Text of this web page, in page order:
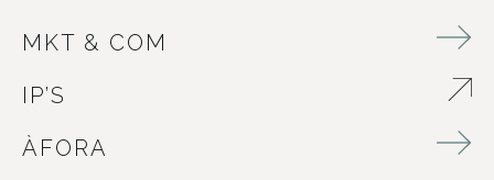
MKT & COM
IP’S
ÀFORA